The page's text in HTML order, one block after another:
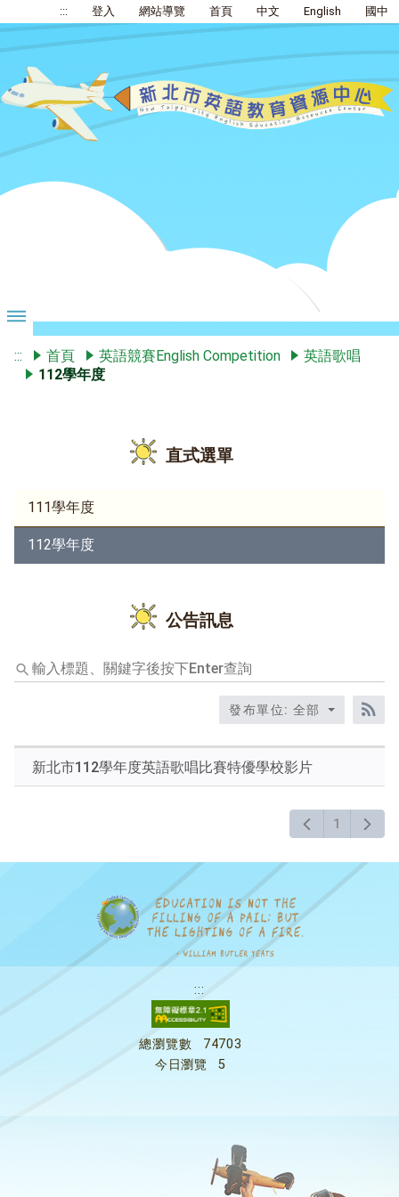
::: 登入 網站導覽 首頁 中文 English 國中
::: 首頁 英語競賽English Competition
英語歌唱
112學年度
直式選單
111學年度
112學年度
公告訊息
輸
入
查
發布單位: 全部
新北市112學年度英語歌唱比賽特優學校影片
1
:::
總瀏覽數
74703
今日瀏覽
5